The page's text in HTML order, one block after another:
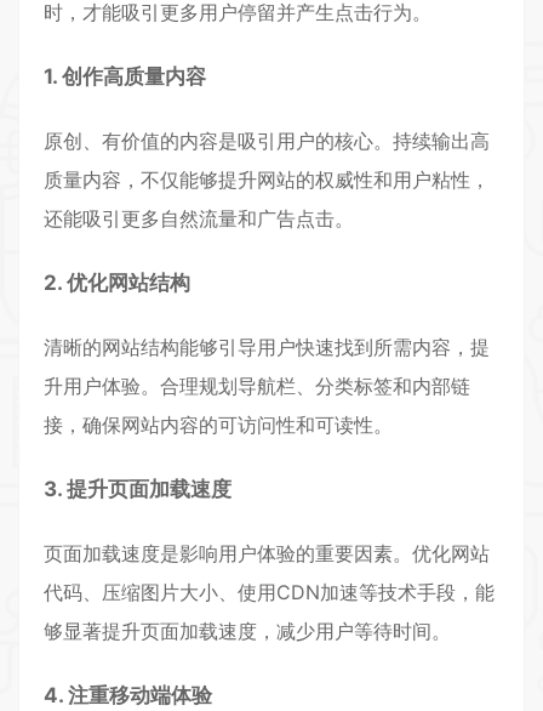
时，才能吸引更多用户停留并产生点击行为。
1. 创作高质量内容
原创、有价值的内容是吸引用户的核心。持续输出高
质量内容，不仅能够提升网站的权威性和用户粘性，
还能吸引更多自然流量和广告点击。
2. 优化网站结构
清晰的网站结构能够引导用户快速找到所需内容，提
升用户体验。合理规划导航栏、分类标签和内部链
接，确保网站内容的可访问性和可读性。
3. 提升页面加载速度
页面加载速度是影响用户体验的重要因素。优化网站
代码、压缩图片大小、使用CDN加速等技术手段，能
够显著提升页面加载速度，减少用户等待时间。
4. 注重移动端体验